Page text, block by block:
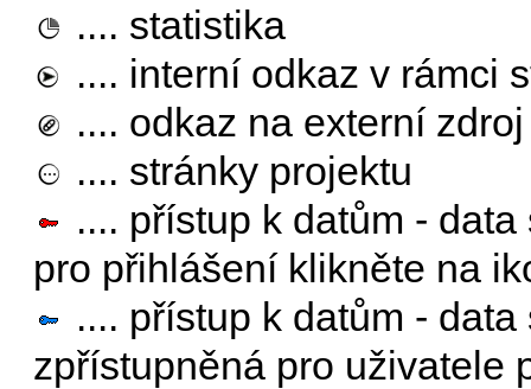
.... statistika
.... interní odkaz v rámci
.... odkaz na externí
.... stránky projektu
.... přístup k datům -
pro přihlášení klikněte na
.... přístup k datům -
zpřístupněná pro uživatele